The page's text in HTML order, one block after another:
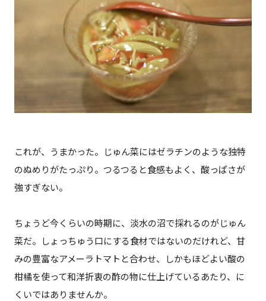
これが、うまかった。じゅん菜にはゼラチンのような独特
のぬめりがたっぷり。つるつると食感もよく、酸っぱさが
強すぎない。
ちょうど今くらいの時期に、淡水の沼で採れるのがじゅん
菜だ。しょっちゅう口にする食材ではないのだけれど、甘
みの豊富なアメーラトマトと合わせ、しかもほどよい酸の
柑橘を使って和洋折衷の酢の物に仕上げているあたり、に
くいではありませんか。